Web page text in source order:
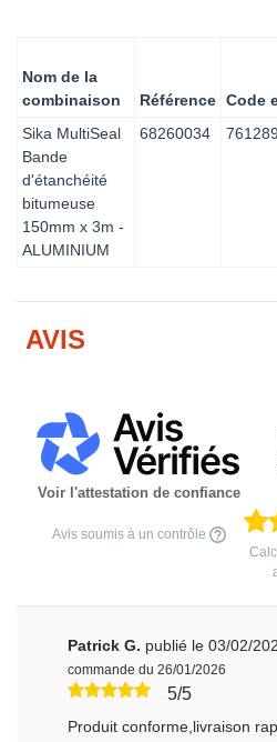
Nom de la
combinaison
Référence Code
Sika MultiSeal
Bande
d'étanchéité
bitumeuse
150mm x 3m -
ALUMINIUM
68260034
AVIS
Voir l'attestation de confiance
Avis soumis à un contrôle
Patrick G. publié le 03/02/
commande du 26/01/2026
5/5
Produit conforme,livraison